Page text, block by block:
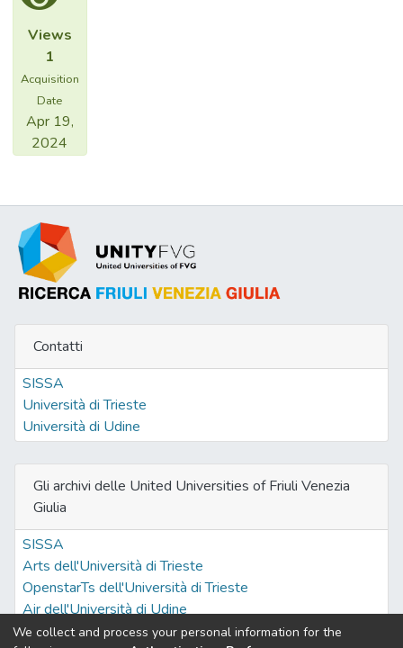
Views
1
Acquisition
Date
Apr 19,
2024
Contatti
SISSA
Università di Trieste
Università di Udine
Gli archivi delle United Universities of Friuli Venezia
Giulia
SISSA
Arts dell'Università di Trieste
OpenstarTs dell'Università di Trieste
Air dell'Università di Udine
We collect and process your personal information for the